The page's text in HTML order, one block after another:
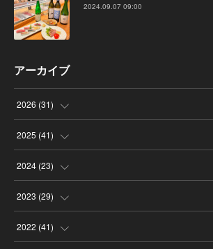
2024.09.07 09:00
アーカイブ
2026 (31)
(4
(8
(4
(2
2025 (41)
(4
(9
(6
2024 (23)
(3
(2
2023 (29)
(3
2022 (41)